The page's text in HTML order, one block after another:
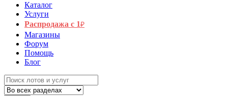
Каталог
Услуги
Распродажа с 1₽
Магазины
Форум
Помощь
Блог